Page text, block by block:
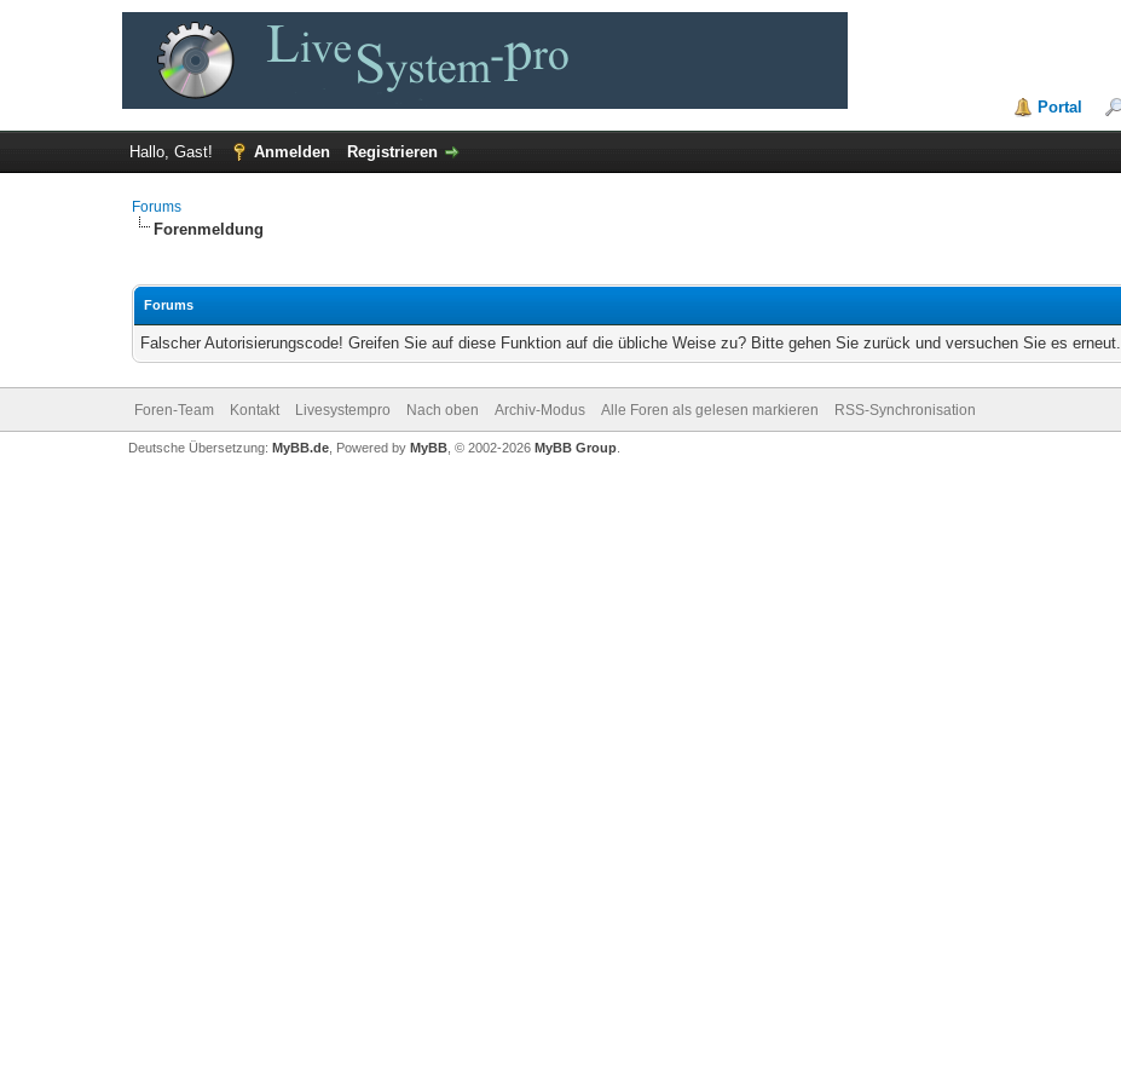
Portal
Hallo, Gast! Anmelden Registrieren
Forums
Forenmeldung
Forums
Falscher Autorisierungscode! Greifen Sie auf diese Funktion auf die übliche Weise zu? Bitte gehen Sie zurück und versuchen Sie es erneut.
Foren-Team Kontakt Livesystempro Nach oben Archiv-Modus Alle Foren als gelesen markieren RSS-Synchronisation
Deutsche Übersetzung: MyBB.de, Powered by MyBB, © 2002-2026 MyBB Group.